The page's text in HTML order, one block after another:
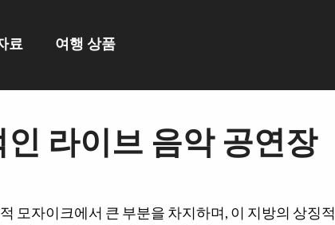
료 여행 상품
라이브 음악 공연장
모자이크에서 큰 부분을 차지하며, 이 지방의 상징적